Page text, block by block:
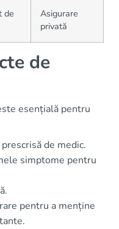
de
Asigurare
privată
de
esențială pentru
de medic.
simptome pentru
pentru a menține